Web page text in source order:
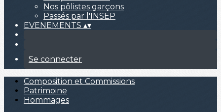
Nos pôlistes garçons
Passés par l'INSEP
EVENEMENTS ▴▾
Se connecter
Composition et Commissions
Patrimoine
Hommages